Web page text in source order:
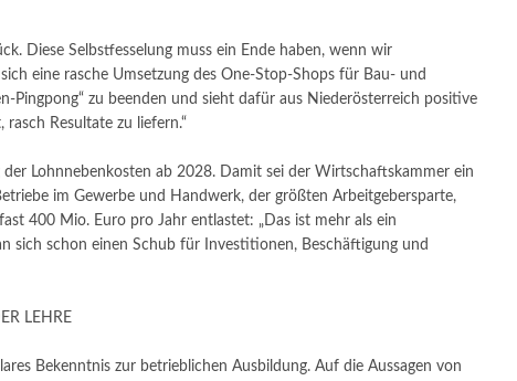
Diese Selbstfesselung muss ein Ende haben, wenn wir
eine rasche Umsetzung des One-Stop-Shops für Bau- und
Pingpong“ zu beenden und sieht dafür aus Niederösterreich positive
Resultate zu liefern.“
Lohnnebenkosten ab 2028. Damit sei der Wirtschaftskammer ein
im Gewerbe und Handwerk, der größten Arbeitgebersparte,
400 Mio. Euro pro Jahr entlastet: „Das ist mehr als ein
sich schon einen Schub für Investitionen, Beschäftigung und
LEHRE
Bekenntnis zur betrieblichen Ausbildung. Auf die Aussagen von